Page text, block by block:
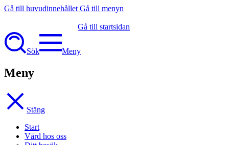
Gå till huvudinnehållet Gå till menyn
Gå till startsidan
Sök Meny
Meny
Stäng
Start
Vård hos oss